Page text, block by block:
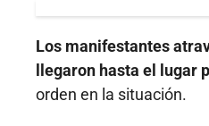
Los manifestantes
llegaron hasta el lugar
orden en la situación.